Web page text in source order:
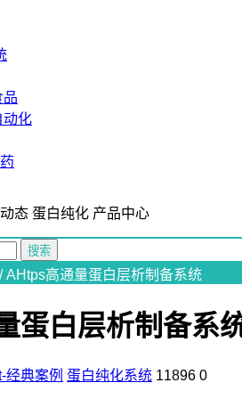
品
动化
态 蛋白纯化 产品中心
/AHtps高通量蛋白层析制备系统
蛋白层析制备系
经典案例 蛋白纯化系统 11896 0